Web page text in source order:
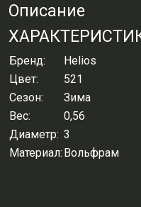
Описание
Бренд:
Helios
Цвет:
521
Сезон:
Зима
Вес:
0,56
Диаметр: 3
Материал: Вольфрам